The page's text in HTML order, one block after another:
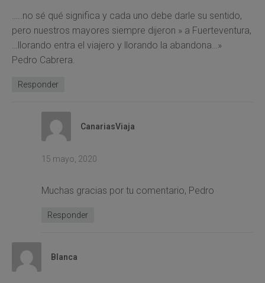
…..no sé qué significa y cada uno debe darle su sentido,
pero nuestros mayores siempre dijeron » a Fuerteventura,
…llorando entra el viajero y llorando la abandona…»
Pedro Cabrera.
Responder
CanariasViaja
15 mayo, 2020
Muchas gracias por tu comentario, Pedro
Responder
Blanca